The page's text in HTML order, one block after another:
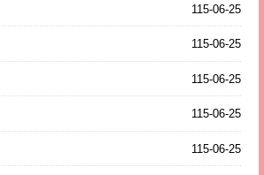
115-06-25
115-06-25
115-06-25
115-06-25
115-06-25